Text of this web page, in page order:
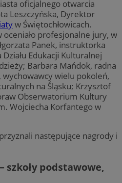
oficjalnego otwarcia
Leszczyńska, Dyrektor
w Świętochłowicach.
profesjonalne jury, w
Panek, instruktorka
Edukacji Kulturalnej
Barbara Mańdok, radna
wychowawcy wielu pokoleń,
na Śląsku; Krzysztof
Obserwatorium Kultury
Wojciecha Korfantego w
następujące nagrody i
szkoły podstawowe,